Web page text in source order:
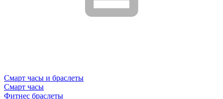
Смарт часы и браслеты
Смарт часы
Фитнес браслеты